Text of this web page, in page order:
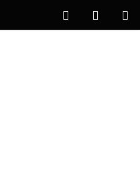
Hledat
KOŠÍK